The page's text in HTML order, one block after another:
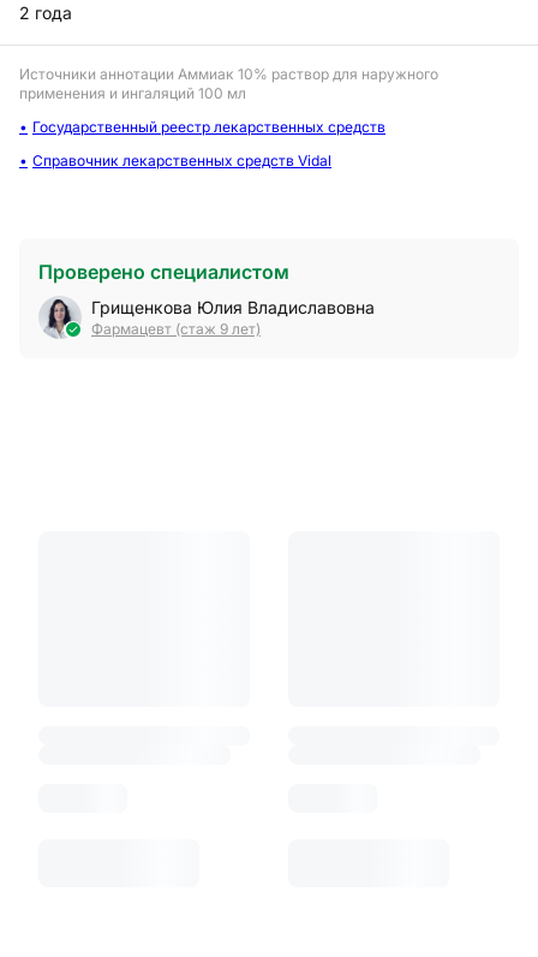
2 года
Источники аннотации Аммиак 10% раствор для наружного
применения и ингаляций 100 мл
Государственный реестр лекарственных средств
Справочник лекарственных средств Vidal
Проверено специалистом
Грищенкова Юлия Владиславовна
Фармацевт (стаж 9 лет)